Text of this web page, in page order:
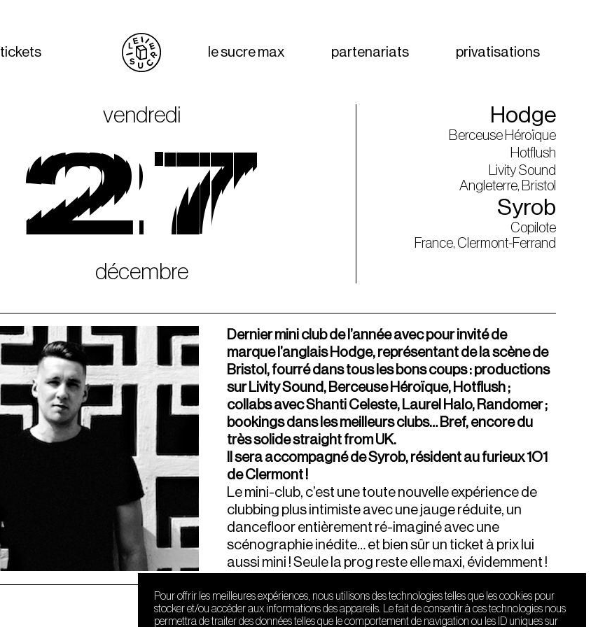
tickets le sucre max partenariats privatisations
vendredi
27
décembre
Hodge
Berceuse Héroïque
Hotflush
Livity Sound
Angleterre, Bristol
Syrob
Copilote
France, Clermont-Ferrand
Dernier mini club de l’année avec pour invité de
marque l’anglais Hodge, représentant de la scène de
Bristol, fourré dans tous les bons coups : productions
sur Livity Sound, Berceuse Héroïque, Hotflush ;
collabs avec Shanti Celeste, Laurel Halo, Randomer ;
bookings dans les meilleurs clubs… Bref, encore du
très solide straight from UK.
Il sera accompagné de Syrob, résident au furieux 1O1
de Clermont !
Le mini-club, c’est une toute nouvelle expérience de
clubbing plus intimiste avec une jauge réduite, un
dancefloor entièrement ré-imaginé avec une
scénographie inédite… et bien sûr un ticket à prix lui
aussi mini ! Seule la prog reste elle maxi, évidemment !
infos pratiques
Pour offrir les meilleures expériences, nous utilisons des technologies telles que les cookies pour
stocker et/ou accéder aux informations des appareils. Le fait de consentir à ces technologies nous
permettra de traiter des données telles que le comportement de navigation ou les ID uniques sur